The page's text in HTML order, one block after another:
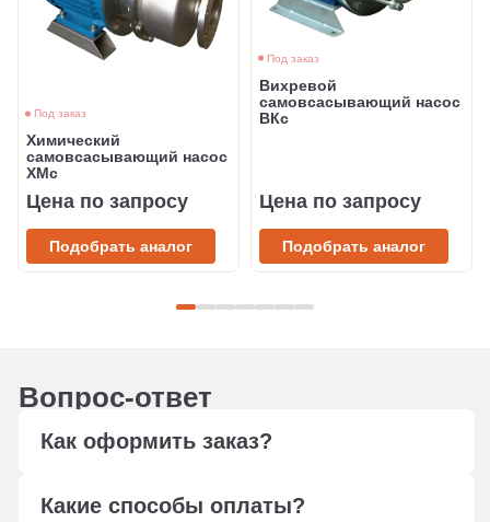
Под заказ
Химический
самовсасывающий насос
ХМс
Цена по запросу
Подобрать аналог
Под заказ
Вихревой
самовсасывающий насос
ВКс
Цена по запросу
Подобрать аналог
Вопрос-ответ
Как оформить заказ?
Оформите заказ любым удобным способом: через
форму обратной связи, сформируйте корзину,
Какие способы оплаты?